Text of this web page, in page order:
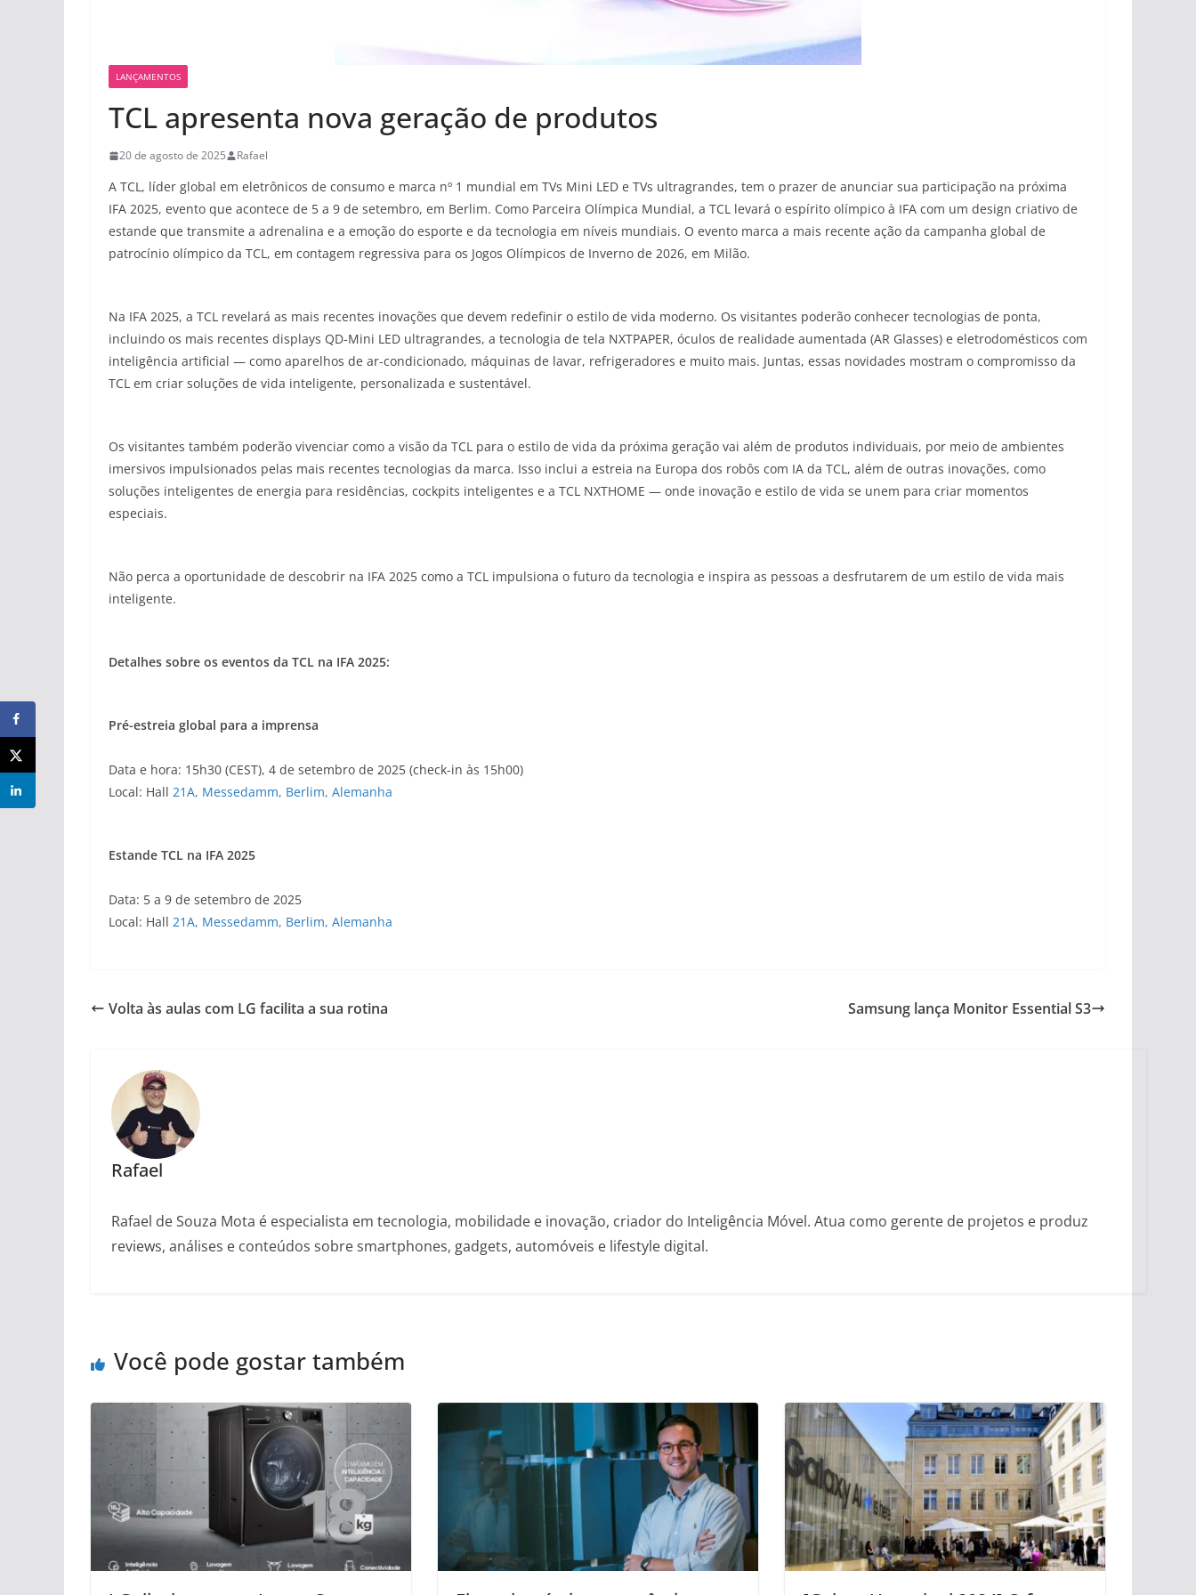
LANÇAMENTOS
TCL apresenta nova geração de produtos
20 de agosto de 2025 Rafael
A TCL, líder global em eletrônicos de consumo e marca nº 1 mundial em TVs Mini LED e TVs ultragrandes, tem o prazer de anunciar sua participação na próxima
IFA 2025, evento que acontece de 5 a 9 de setembro, em Berlim. Como Parceira Olímpica Mundial, a TCL levará o espírito olímpico à IFA com um design criativo de
estande que transmite a adrenalina e a emoção do esporte e da tecnologia em níveis mundiais. O evento marca a mais recente ação da campanha global de
patrocínio olímpico da TCL, em contagem regressiva para os Jogos Olímpicos de Inverno de 2026, em Milão.
Na IFA 2025, a TCL revelará as mais recentes inovações que devem redefinir o estilo de vida moderno. Os visitantes poderão conhecer tecnologias de ponta,
incluindo os mais recentes displays QD-Mini LED ultragrandes, a tecnologia de tela NXTPAPER, óculos de realidade aumentada (AR Glasses) e eletrodomésticos com
inteligência artificial — como aparelhos de ar-condicionado, máquinas de lavar, refrigeradores e muito mais. Juntas, essas novidades mostram o compromisso da
TCL em criar soluções de vida inteligente, personalizada e sustentável.
Os visitantes também poderão vivenciar como a visão da TCL para o estilo de vida da próxima geração vai além de produtos individuais, por meio de ambientes
imersivos impulsionados pelas mais recentes tecnologias da marca. Isso inclui a estreia na Europa dos robôs com IA da TCL, além de outras inovações, como
soluções inteligentes de energia para residências, cockpits inteligentes e a TCL NXTHOME — onde inovação e estilo de vida se unem para criar momentos
especiais.
Não perca a oportunidade de descobrir na IFA 2025 como a TCL impulsiona o futuro da tecnologia e inspira as pessoas a desfrutarem de um estilo de vida mais
inteligente.
Detalhes sobre os eventos da TCL na IFA 2025:
Pré-estreia global para a imprensa
Data e hora: 15h30 (CEST), 4 de setembro de 2025 (check-in às 15h00)
Local: Hall 21A, Messedamm, Berlim, Alemanha
Estande TCL na IFA 2025
Data: 5 a 9 de setembro de 2025
Local: Hall 21A, Messedamm, Berlim, Alemanha
Volta às aulas com LG facilita a sua rotina Samsung lança Monitor Essential S3
Rafael
Rafael de Souza Mota é especialista em tecnologia, mobilidade e inovação, criador do Inteligência Móvel. Atua como gerente de projetos e produz
reviews, análises e conteúdos sobre smartphones, gadgets, automóveis e lifestyle digital.
Você pode gostar também